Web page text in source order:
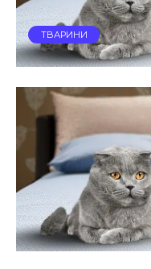
ТВАРИНИ